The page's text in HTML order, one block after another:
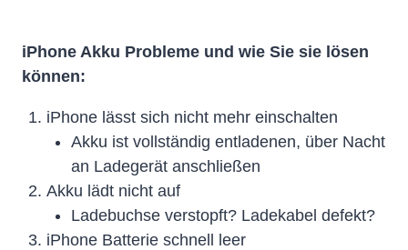
iPhone Akku Probleme und wie Sie sie lösen
können:
iPhone lässt sich nicht mehr einschalten
Akku ist vollständig entladenen, über Nacht
an Ladegerät anschließen
Akku lädt nicht auf
Ladebuchse verstopft? Ladekabel defekt?
iPhone Batterie schnell leer